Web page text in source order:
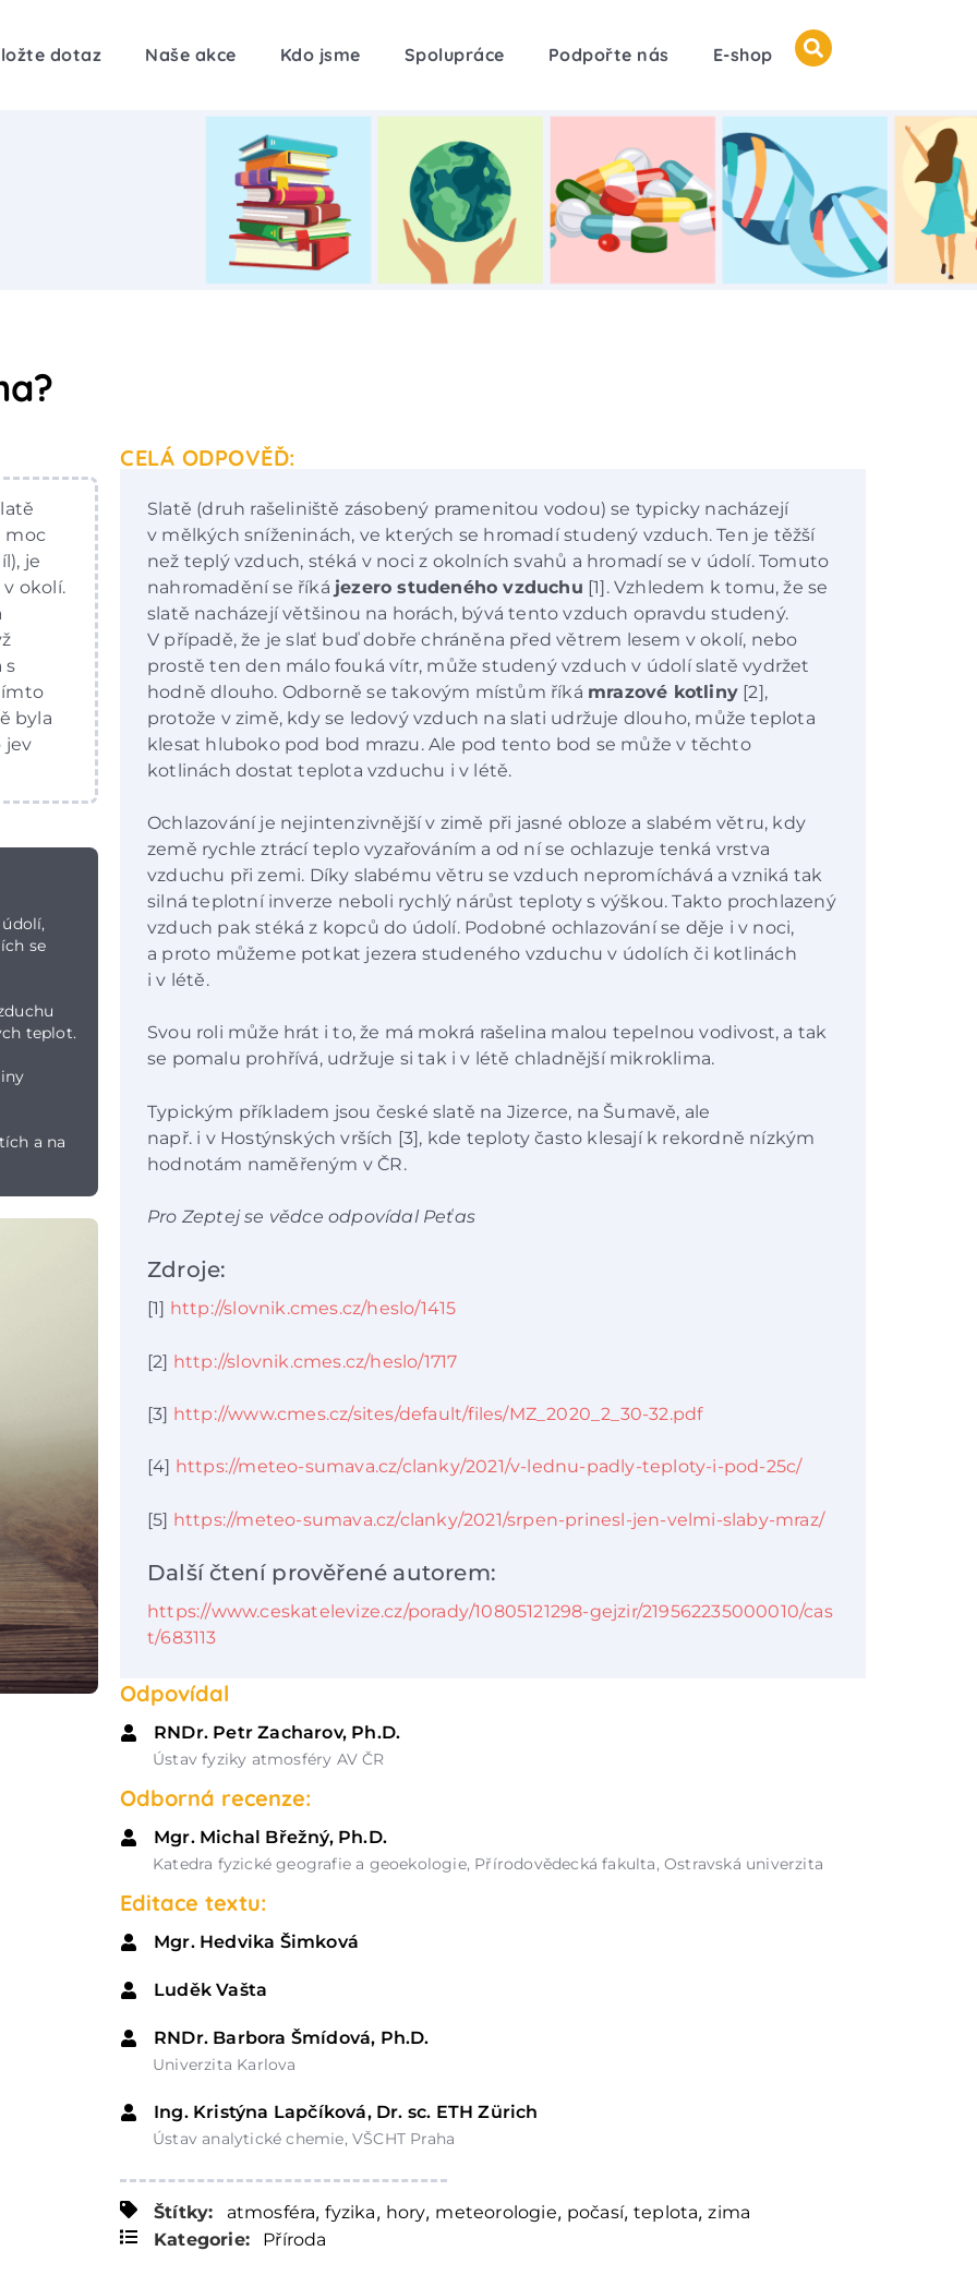
dotaz Naše akce Kdo jsme Spolupráce Podpořte nás E-shop
moc
je
okolí.
s
byla
jev
se
teplot.
a na
CELÁ ODPOVĚĎ:
Slatě (druh rašeliniště zásobený pramenitou vodou) se typicky nacházejí
v mělkých sníženinách, ve kterých se hromadí studený vzduch. Ten je těžší
než teplý vzduch, stéká v noci z okolních svahů a hromadí se v údolí. Tomuto
nahromadění se říká jezero studeného vzduchu [1]. Vzhledem k tomu, že se
slatě nacházejí většinou na horách, bývá tento vzduch opravdu studený.
V případě, že je slať buď dobře chráněna před větrem lesem v okolí, nebo
prostě ten den málo fouká vítr, může studený vzduch v údolí slatě vydržet
hodně dlouho. Odborně se takovým místům říká mrazové kotliny [2],
protože v zimě, kdy se ledový vzduch na slati udržuje dlouho, může teplota
klesat hluboko pod bod mrazu. Ale pod tento bod se může v těchto
kotlinách dostat teplota vzduchu i v létě.
Ochlazování je nejintenzivnější v zimě při jasné obloze a slabém větru, kdy
země rychle ztrácí teplo vyzařováním a od ní se ochlazuje tenká vrstva
vzduchu při zemi. Díky slabému větru se vzduch nepromíchává a vzniká tak
silná teplotní inverze neboli rychlý nárůst teploty s výškou. Takto prochlazený
vzduch pak stéká z kopců do údolí. Podobné ochlazování se děje i v noci,
a proto můžeme potkat jezera studeného vzduchu v údolích či kotlinách
i v létě.
Svou roli může hrát i to, že má mokrá rašelina malou tepelnou vodivost, a tak
se pomalu prohřívá, udržuje si tak i v létě chladnější mikroklima.
Typickým příkladem jsou české slatě na Jizerce, na Šumavě, ale
např. i v Hostýnských vrších [3], kde teploty často klesají k rekordně nízkým
hodnotám naměřeným v ČR.
Pro Zeptej se vědce odpovídal Peťas
Zdroje:
[1] http://slovnik.cmes.cz/heslo/1415
[2] http://slovnik.cmes.cz/heslo/1717
[3] http://www.cmes.cz/sites/default/files/MZ_2020_2_30-32.pdf
[4] https://meteo-sumava.cz/clanky/2021/v-lednu-padly-teploty-i-pod-25c/
[5] https://meteo-sumava.cz/clanky/2021/srpen-prinesl-jen-velmi-slaby-mraz/
Další čtení prověřené autorem:
https://www.ceskatelevize.cz/porady/10805121298-gejzir/219562235000010/cas
t/683113
Odpovídal
RNDr. Petr Zacharov, Ph.D.
Ústav fyziky atmosféry AV ČR
Odborná recenze:
Mgr. Michal Břežný, Ph.D.
Katedra fyzické geografie a geoekologie, Přírodovědecká fakulta, Ostravská univerzita
Editace textu:
Mgr. Hedvika Šimková
Luděk Vašta
RNDr. Barbora Šmídová, Ph.D.
Univerzita Karlova
Ing. Kristýna Lapčíková, Dr. sc. ETH Zürich
Ústav analytické chemie, VŠCHT Praha
Štítky: atmosféra, fyzika, hory, meteorologie, počasí, teplota, zima
Kategorie:
Příroda